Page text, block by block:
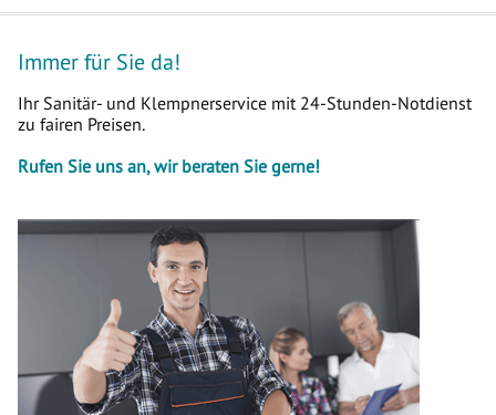
Immer für Sie da!
Ihr Sanitär- und Klempnerservice mit 24-Stunden-Notdienst
zu fairen Preisen.
Rufen Sie uns an, wir beraten Sie gerne!